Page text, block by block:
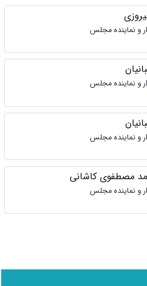
و نماینده مجلس
و نماینده مجلس
و نماینده مجلس
مصطفوی کاشانی
و نماینده مجلس